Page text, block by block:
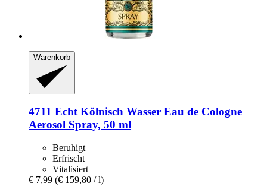
Warenkorb
4711 Echt Kölnisch Wasser Eau de Cologne
Aerosol Spray, 50 ml
Beruhigt
Erfrischt
Vitalisiert
€ 7,99 (€ 159,80 / l)